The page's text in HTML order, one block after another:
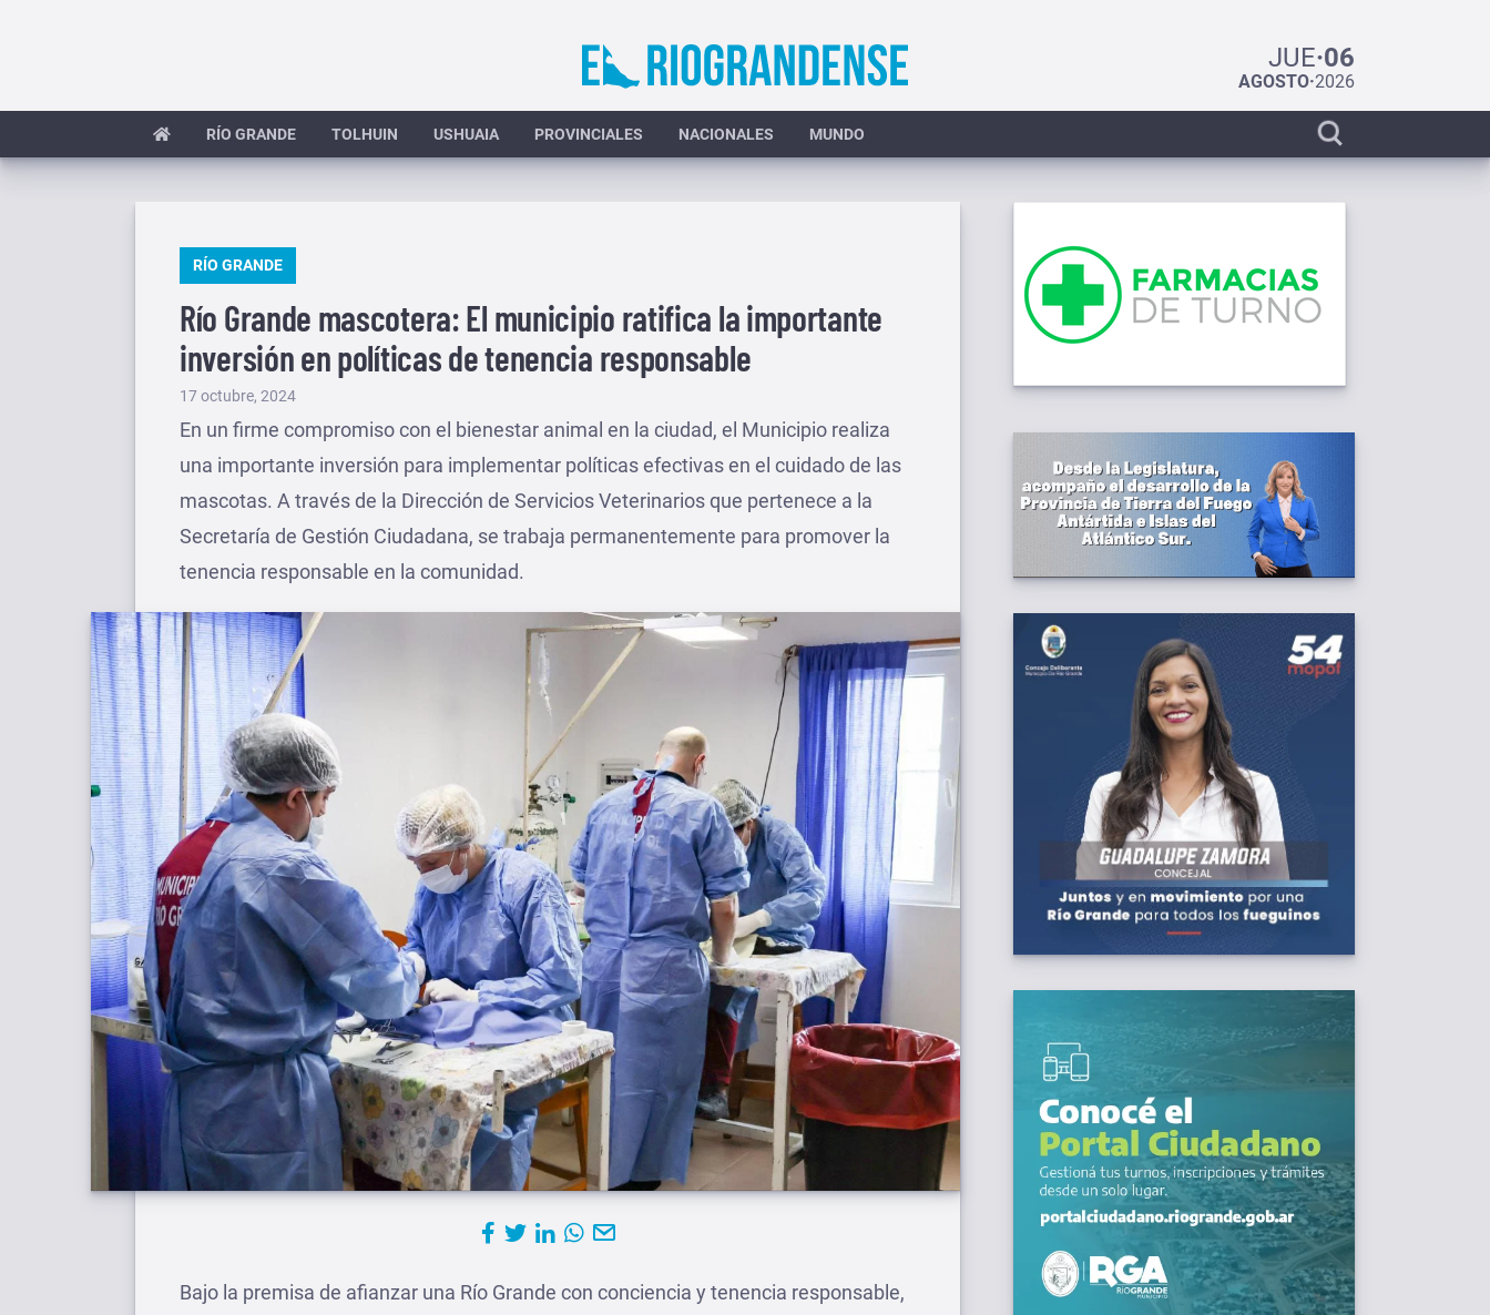
JUE·06
AGOSTO·2026
RÍO GRANDE TOLHUIN USHUAIA PROVINCIALES NACIONALES MUNDO
Display
search
PUBLICADO
RÍO GRANDE
Río Grande mascotera: El municipio ratifica la importante
inversión en políticas de tenencia responsable
Publicado
el
17 octubre, 2024
En un firme compromiso con el bienestar animal en la ciudad, el Municipio realiza
una importante inversión para implementar políticas efectivas en el cuidado de las
mascotas. A través de la Dirección de Servicios Veterinarios que pertenece a la
Secretaría de Gestión Ciudadana, se trabaja permanentemente para promover la
tenencia responsable en la comunidad.
Bajo la premisa de afianzar una Río Grande con conciencia y tenencia responsable,